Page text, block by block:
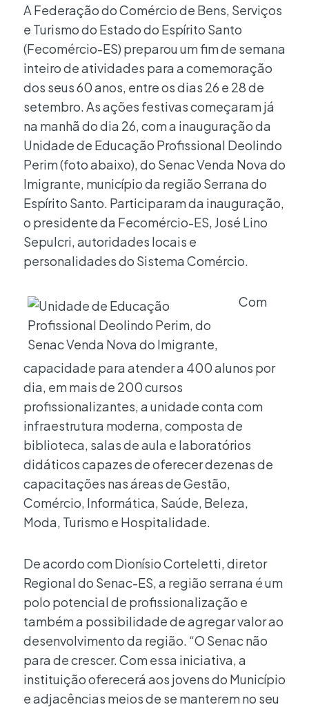
A Federação do Comércio de Bens, Serviços
e Turismo do Estado do Espírito Santo
(Fecomércio-ES) preparou um fim de semana
inteiro de atividades para a comemoração
dos seus 60 anos, entre os dias 26 e 28 de
setembro. As ações festivas começaram já
na manhã do dia 26, com a inauguração da
Unidade de Educação Profissional Deolindo
Perim (foto abaixo), do Senac Venda Nova do
Imigrante, município da região Serrana do
Espírito Santo. Participaram da inauguração,
o presidente da Fecomércio-ES, José Lino
Sepulcri, autoridades locais e
personalidades do Sistema Comércio.
Com
capacidade para atender a 400 alunos por
dia, em mais de 200 cursos
profissionalizantes, a unidade conta com
infraestrutura moderna, composta de
biblioteca, salas de aula e laboratórios
didáticos capazes de oferecer dezenas de
capacitações nas áreas de Gestão,
Comércio, Informática, Saúde, Beleza,
Moda, Turismo e Hospitalidade.
De acordo com Dionísio Corteletti, diretor
Regional do Senac-ES, a região serrana é um
polo potencial de profissionalização e
também a possibilidade de agregar valor ao
desenvolvimento da região. “O Senac não
para de crescer. Com essa iniciativa, a
instituição oferecerá aos jovens do Município
e adjacências meios de se manterem no seu